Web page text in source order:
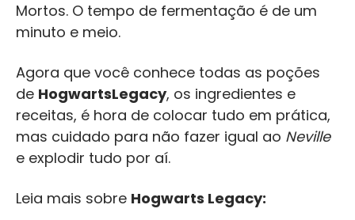
Mortos. O tempo de fermentação é de um
minuto e meio.
Agora que você conhece todas as poções
de HogwartsLegacy, os ingredientes e
receitas, é hora de colocar tudo em prática,
mas cuidado para não fazer igual ao Neville
e explodir tudo por aí.
Leia mais sobre Hogwarts Legacy: